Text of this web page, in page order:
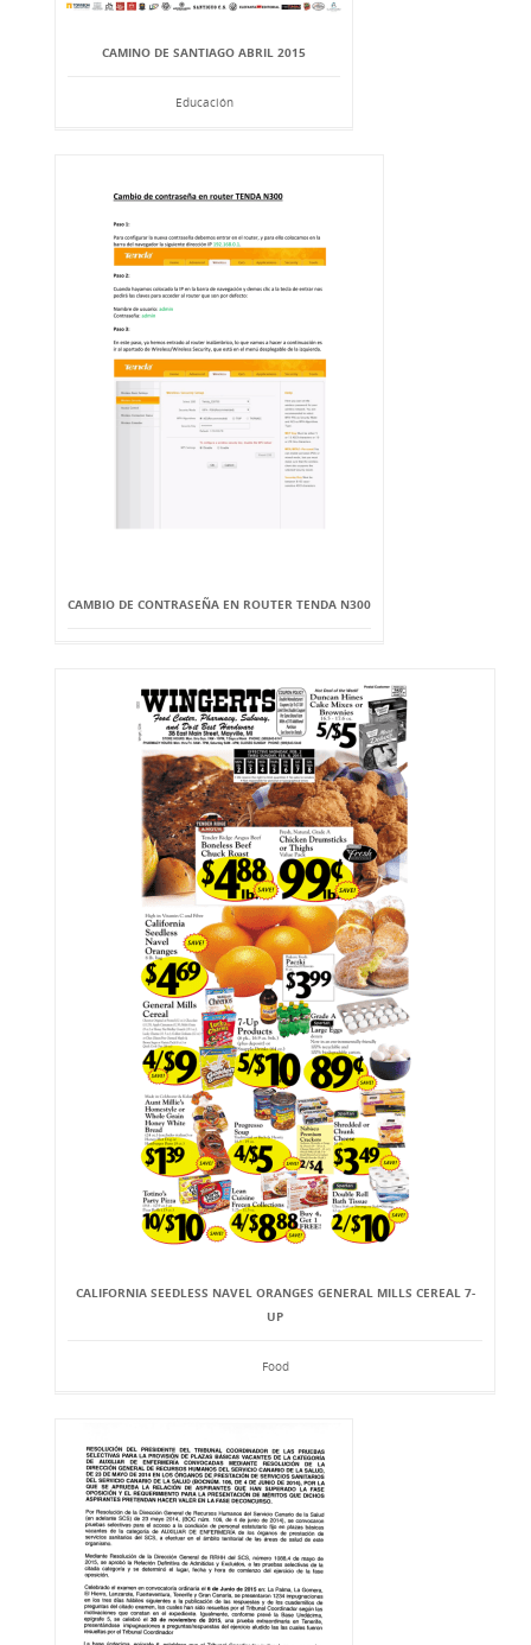
CAMINO DE SANTIAGO ABRIL 2015
Educación
CAMBIO DE CONTRASEÑA EN ROUTER TENDA N300
CALIFORNIA SEEDLESS NAVEL ORANGES GENERAL MILLS CEREAL 7-
UP
Food